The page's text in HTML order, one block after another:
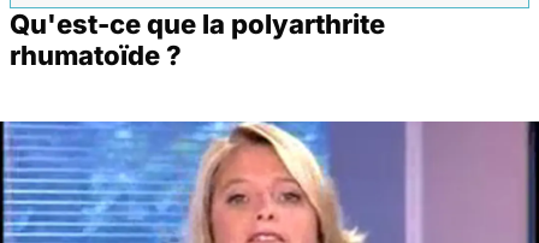
Qu'est-ce que la polyarthrite
rhumatoïde ?